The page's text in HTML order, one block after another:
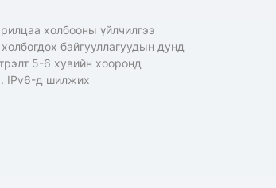
холбооны үйлчилгээ
байгууллагуудын дунд
5-6 хувийн хооронд
IPv6-д шилжих